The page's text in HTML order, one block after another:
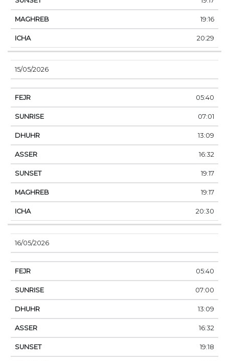
19:16
20:29
15/05/2026
05:40
07:01
13:09
16:32
19:17
19:17
20:30
16/05/2026
05:40
07:00
13:09
16:32
19:18